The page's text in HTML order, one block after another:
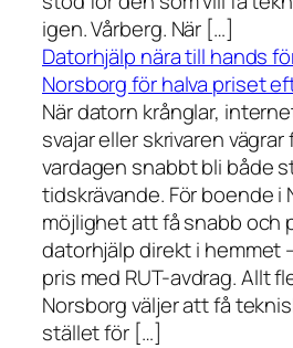
igen. Vårberg. När […]
Datorhjälp nära till hands
Norsborg för halva priset
När datorn krånglar,
svajar eller skrivaren
vardagen snabbt bli både
tidskrävande. För boende i
möjlighet att få snabb och
datorhjälp direkt i hemmet
pris med RUT-avdrag. Allt
Norsborg väljer att få
stället för […]